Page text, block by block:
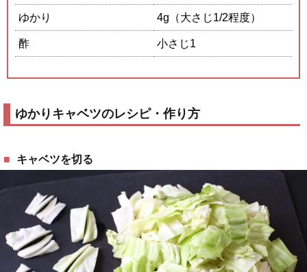
ゆかり 4g（大さじ1/2程度）
酢 小さじ1
ゆかりキャベツのレシピ・作り方
キャベツを切る